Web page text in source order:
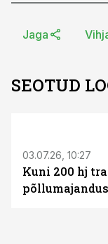
Jaga
SEOTUD
03.07.26, 10:27
Kuni 200 hj